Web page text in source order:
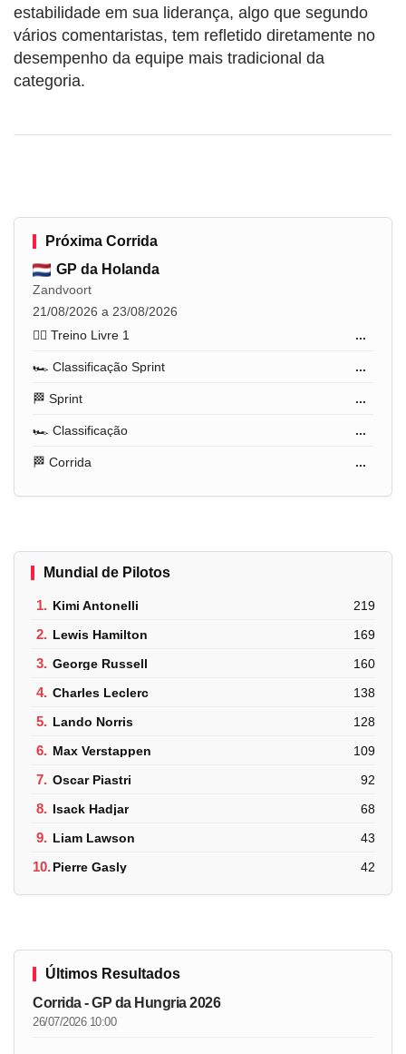
estabilidade em sua liderança, algo que segundo
vários comentaristas, tem refletido diretamente no
desempenho da equipe mais tradicional da
categoria.
Próxima Corrida
GP da Holanda
Zandvoort
21/08/2026 a 23/08/2026
🏋️‍♂️ Treino Livre 1
...
🏎️ Classificação Sprint ...
🏁 Sprint ...
🏎️ Classificação ...
🏁 Corrida ...
Mundial de Pilotos
1. Kimi Antonelli 219
2. Lewis Hamilton 169
3. George Russell 160
4. Charles Leclerc 138
5. Lando Norris 128
6. Max Verstappen 109
7. Oscar Piastri 92
8. Isack Hadjar 68
9. Liam Lawson 43
10.Pierre Gasly 42
Últimos Resultados
Corrida - GP da Hungria 2026
26/07/2026 10:00